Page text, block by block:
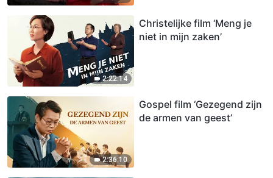
2:22:14
Christelijke film ‘Meng je
niet in mijn zaken’
2:36:10
Gospel film ‘Gezegend zijn
de armen van geest’